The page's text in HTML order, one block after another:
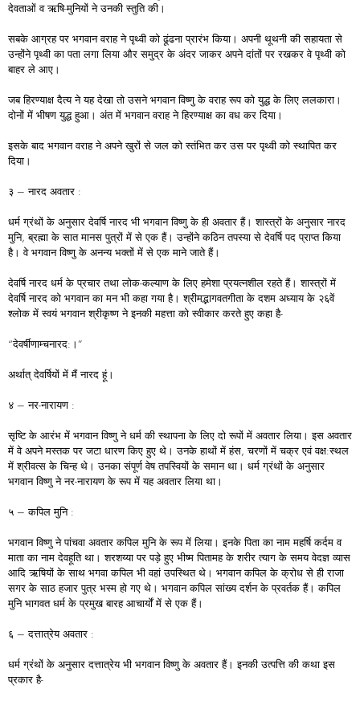
देवताओं व ऋषि-मुनियों ने उनकी स्तुति की।
सबके आग्रह पर भगवान वराह ने पृथ्वी को ढूंढना प्रारंभ किया। अपनी थूथनी की सहायता से
उन्होंने पृथ्वी का पता लगा लिया और समुद्र के अंदर जाकर अपने दांतों पर रखकर वे पृथ्वी को
बाहर ले आए।
जब हिरण्याक्ष दैत्य ने यह देखा तो उसने भगवान विष्णु के वराह रूप को युद्ध के लिए ललकारा।
दोनों में भीषण युद्ध हुआ। अंत में भगवान वराह ने हिरण्याक्ष का वध कर दिया।
इसके बाद भगवान वराह ने अपने खुरों से जल को स्तंभित कर उस पर पृथ्वी को स्थापित कर
दिया।
३ – नारद अवतार :
धर्म ग्रंथों के अनुसार देवर्षि नारद भी भगवान विष्णु के ही अवतार हैं। शास्त्रों के अनुसार नारद
मुनि, ब्रह्मा के सात मानस पुत्रों में से एक हैं। उन्होंने कठिन तपस्या से देवर्षि पद प्राप्त किया
है। वे भगवान विष्णु के अनन्य भक्तों में से एक माने जाते हैं।
देवर्षि नारद धर्म के प्रचार तथा लोक-कल्याण के लिए हमेशा प्रयत्नशील रहते हैं। शास्त्रों में
देवर्षि नारद को भगवान का मन भी कहा गया है। श्रीमद्भागवतगीता के दशम अध्याय के २६वें
श्लोक में स्वयं भगवान श्रीकृष्ण ने इनकी महत्ता को स्वीकार करते हुए कहा है-
“देवर्षीणाम्चनारद:।”
अर्थात् देवर्षियों में मैं नारद हूं।
४ – नर-नारायण :
सृष्टि के आरंभ में भगवान विष्णु ने धर्म की स्थापना के लिए दो रूपों में अवतार लिया। इस अवतार
में वे अपने मस्तक पर जटा धारण किए हुए थे। उनके हाथों में हंस, चरणों में चक्र एवं वक्ष:स्थल
में श्रीवत्स के चिन्ह थे। उनका संपूर्ण वेष तपस्वियों के समान था। धर्म ग्रंथों के अनुसार
भगवान विष्णु ने नर-नारायण के रूप में यह अवतार लिया था।
५ – कपिल मुनि :
भगवान विष्णु ने पांचवा अवतार कपिल मुनि के रूप में लिया। इनके पिता का नाम महर्षि कर्दम व
माता का नाम देवहूति था। शरशय्या पर पड़े हुए भीष्म पितामह के शरीर त्याग के समय वेदज्ञ व्यास
आदि ऋषियों के साथ भगवा कपिल भी वहां उपस्थित थे। भगवान कपिल के क्रोध से ही राजा
सगर के साठ हजार पुत्र भस्म हो गए थे। भगवान कपिल सांख्य दर्शन के प्रवर्तक हैं। कपिल
मुनि भागवत धर्म के प्रमुख बारह आचार्यों में से एक हैं।
६ – दत्तात्रेय अवतार :
धर्म ग्रंथों के अनुसार दत्तात्रेय भी भगवान विष्णु के अवतार हैं। इनकी उत्पत्ति की कथा इस
प्रकार है-